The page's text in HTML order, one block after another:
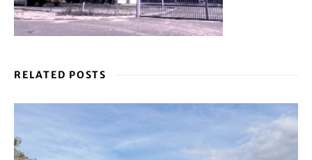
RELATED POSTS